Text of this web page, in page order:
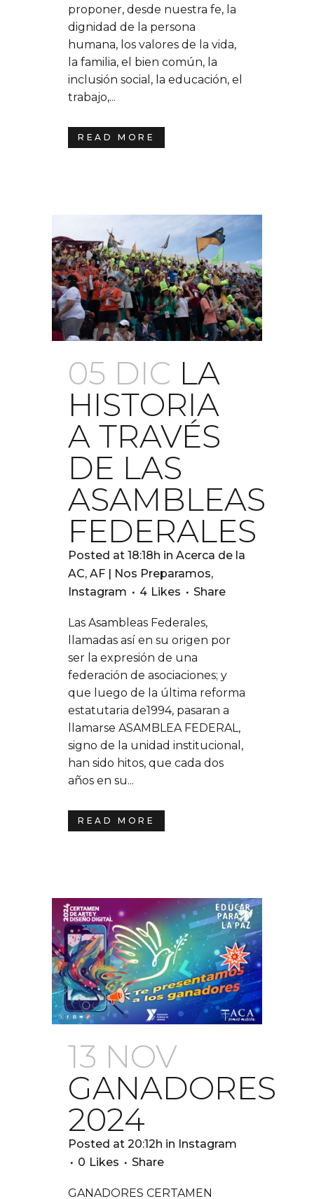
proponer, desde nuestra fe, la
dignidad de la persona
humana, los valores de la vida,
la familia, el bien común, la
inclusión social, la educación, el
trabajo,...
READ MORE
05 DIC LA
HISTORIA
A TRAVÉS
DE LAS
ASAMBLEAS
FEDERALES
Posted at 18:18h in Acerca de la
AC, AF | Nos Preparamos,
Instagram
4 Likes Share
Las Asambleas Federales,
llamadas así en su origen por
ser la expresión de una
federación de asociaciones; y
que luego de la última reforma
estatutaria de1994, pasaran a
llamarse ASAMBLEA FEDERAL,
signo de la unidad institucional,
han sido hitos, que cada dos
años en su...
READ MORE
13 NOV
GANADORES
2024
Posted at 20:12h in Instagram
0 Likes Share
GANADORES CERTAMEN